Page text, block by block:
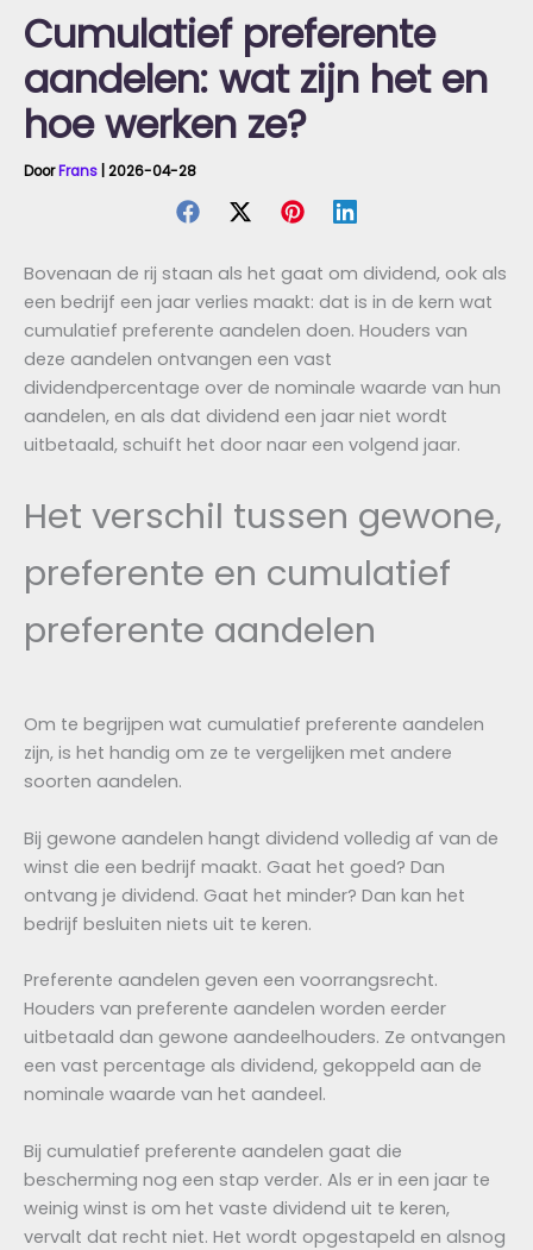
Cumulatief preferente
aandelen: wat zijn het en
hoe werken ze?
DoorFrans 2026-04-28
Bovenaan de rij staan als het gaat om dividend, ook als
een bedrijf een jaar verlies maakt: dat is in de kern wat
cumulatief preferente aandelen doen. Houders van
deze aandelen ontvangen een vast
dividendpercentage over de nominale waarde van hun
aandelen, en als dat dividend een jaar niet wordt
uitbetaald, schuift het door naar een volgend jaar.
Het verschil tussen gewone,
preferente en cumulatief
preferente aandelen
Om te begrijpen wat cumulatief preferente aandelen
zijn, is het handig om ze te vergelijken met andere
soorten aandelen.
Bij gewone aandelen hangt dividend volledig af van de
winst die een bedrijf maakt. Gaat het goed? Dan
ontvang je dividend. Gaat het minder? Dan kan het
bedrijf besluiten niets uit te keren.
Preferente aandelen geven een voorrangsrecht.
Houders van preferente aandelen worden eerder
uitbetaald dan gewone aandeelhouders. Ze ontvangen
een vast percentage als dividend, gekoppeld aan de
nominale waarde van het aandeel.
Bij cumulatief preferente aandelen gaat die
bescherming nog een stap verder. Als er in een jaar te
weinig winst is om het vaste dividend uit te keren,
vervalt dat recht niet. Het wordt opgestapeld en alsnog